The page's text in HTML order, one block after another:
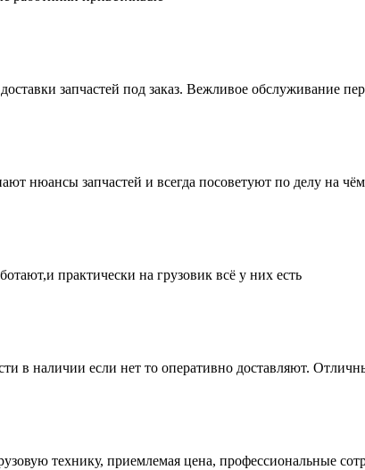
запчастей под заказ. Вежливое обслуживание
нюансы запчастей и всегда посоветуют по делу на
практически на грузовик всё у них есть
в наличии если нет то оперативно доставляют.
технику, приемлемая цена, профессиональные